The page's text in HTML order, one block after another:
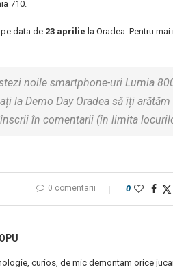
710.
data de 23 aprilie la Oradea. Pentru
noile smartphone-uri Lumia
la Demo Day Oradea să îți
în comentarii (în limita
0 comentarii 0
curios, de mic demontam orice